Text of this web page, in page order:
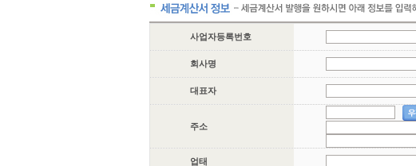
사업자등록번호
회사명
대표자
주소
업태